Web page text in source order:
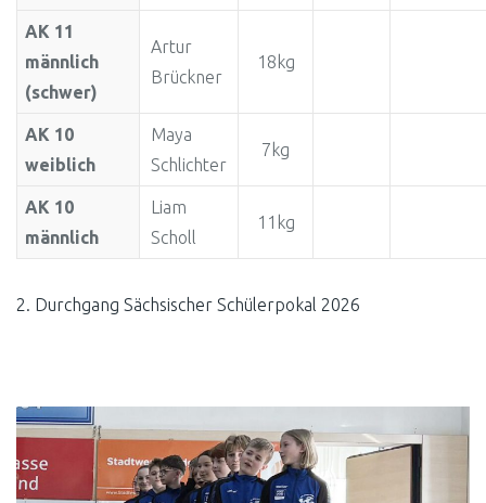
AK 11
männlich
(schwer)
Artur
Brückner
18kg
AK 10
weiblich
Maya
Schlichter
7kg
AK 10
männlich
Liam
Scholl
11kg
2. Durchgang Sächsischer Schülerpokal 2026